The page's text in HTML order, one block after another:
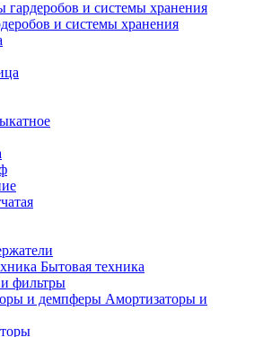
и системы хранения
Бытовая техника
фильтры
Амортизаторы и